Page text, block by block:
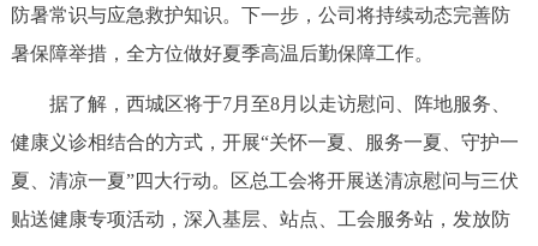
防暑常识与应急救护知识。下一步，公司将持续动态完善防
暑保障举措，全方位做好夏季高温后勤保障工作。
据了解，西城区将于7月至8月以走访慰问、阵地服务、
健康义诊相结合的方式，开展“关怀一夏、服务一夏、守护一
夏、清凉一夏”四大行动。区总工会将开展送清凉慰问与三伏
贴送健康专项活动，深入基层、站点、工会服务站，发放防